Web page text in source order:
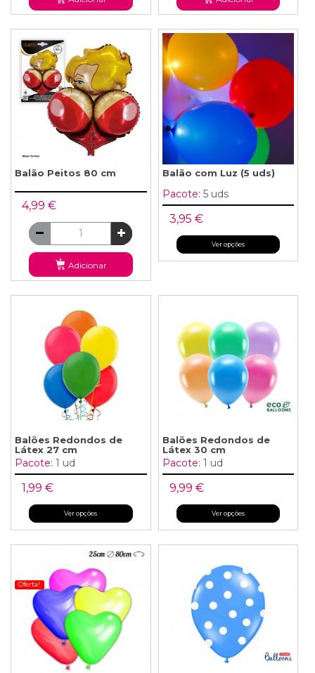
Balão Peitos 80 cm
4,99 €
Adicionar
Balão com Luz (5 uds)
Pacote: 5 uds
3,95 €
Ver opções
Balões Redondos de
Látex 27 cm
Pacote: 1 ud
1,99 €
Ver opções
Balões Redondos de
Látex 30 cm
Pacote: 1 ud
9,99 €
Ver opções
Oferta!